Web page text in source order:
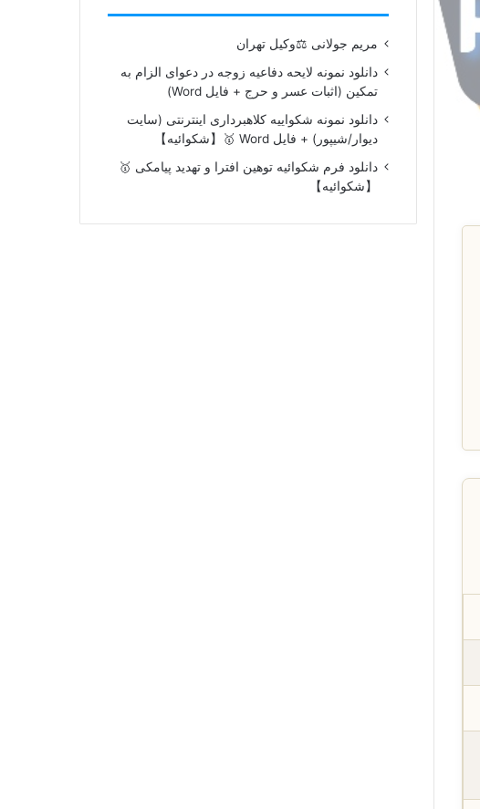
مریم جولانی ⚖️وکیل تهران
دانلود نمونه لایحه دفاعیه زوجه در دعوای الزام به
تمکین (اثبات عسر و حرج + فایل Word)
دانلود نمونه شکواییه کلاهبرداری اینترنتی (سایت
دیوار/شیپور) + فایل Word 🥇【شکوائیه】
دانلود فرم شکوائیه توهین افترا و تهدید پیامکی 🥇
【شکوائیه】